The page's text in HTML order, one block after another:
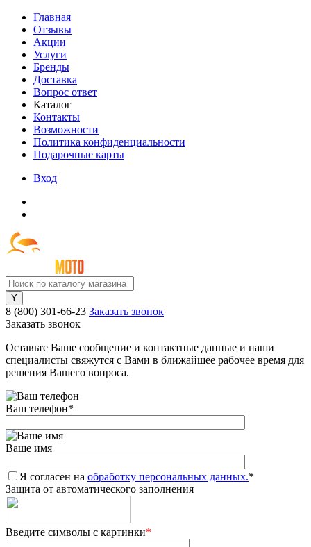
Главная
Отзывы
Акции
Услуги
Бренды
Доставка
Вопрос ответ
Каталог
Контакты
Возможности
Политика конфиденциальности
Подарочные карты
Вход
8 (800) 301-66-23 Заказать звонок
Заказать звонок
Оставьте Ваше сообщение и контактные данные и наши
специалисты свяжутся с Вами в ближайшее рабочее время для
решения Вашего вопроса.
Ваш телефон*
Ваше имя
Я согласен на обработку персональных данных.*
Защита от автоматического заполнения
Введите символы с картинки*